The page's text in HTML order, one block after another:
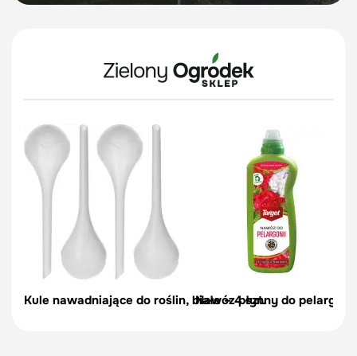
Kule nawadniające do roślin, białe – 4 szt.
Nawóz płynny do